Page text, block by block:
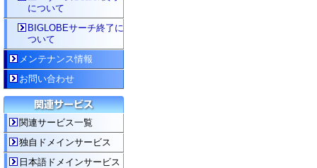
について
BIGLOBEサーチ終了に
ついて
メンテナンス情報
お問い合わせ
関連サービス一覧
独自ドメインサービス
日本語ドメインサービス